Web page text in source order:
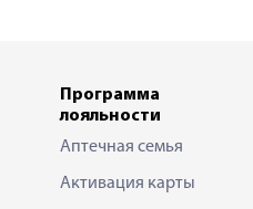
Программа
лояльности
Аптечная семья
Активация карты